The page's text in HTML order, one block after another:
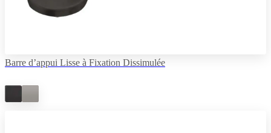
Barre d’appui Lisse à Fixation Dissimulée